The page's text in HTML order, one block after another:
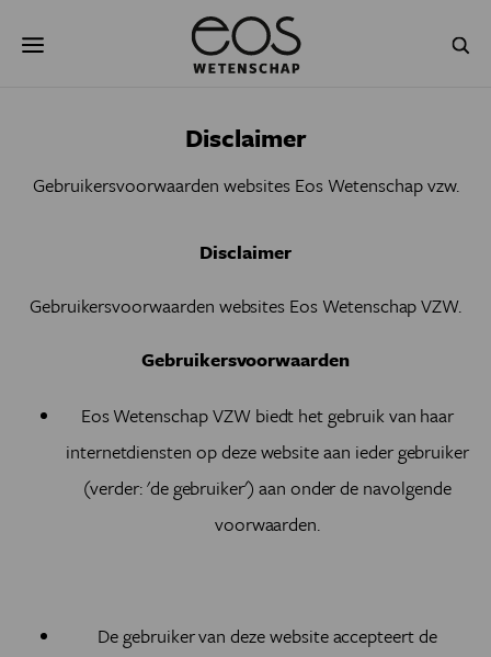
naar
Disclaimer
Gebruikersvoorwaarden websites Eos Wetenschap vzw.
Disclaimer
Gebruikersvoorwaarden websites Eos Wetenschap VZW.
Gebruikersvoorwaarden
Eos Wetenschap VZW biedt het gebruik van haar
internetdiensten op deze website aan ieder gebruiker
(verder: 'de gebruiker') aan onder de navolgende
voorwaarden.
De gebruiker van deze website accepteert de